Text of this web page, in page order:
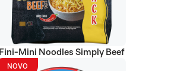
Fini-Mini Noodles Simply Beef
NOVO